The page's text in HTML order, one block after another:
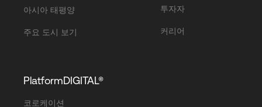
아시아 태평양
주요 도시 보기
투자자
커리어
PlatformDIGITAL®
코로케이션